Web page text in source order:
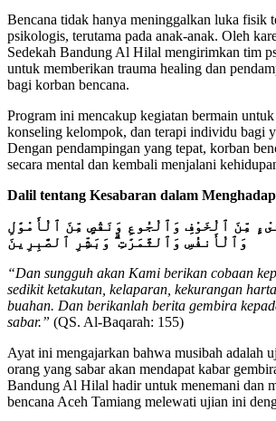
Bencana tidak hanya meninggalkan luka fisik
psikologis, terutama pada anak-anak. Oleh
Sedekah Bandung Al Hilal mengirimkan tim
untuk memberikan trauma healing dan
bagi korban bencana.
Program ini mencakup kegiatan bermain
konseling kelompok, dan terapi individu bagi
Dengan pendampingan yang tepat, korban
secara mental dan kembali menjalani
Dalil tentang Kesabaran dalam
مِّنَ ٱلْخَوْفِ وَٱلْجُوعِ وَنَقْصٍ مِّنَ ٱلْأَمْوَٰلِ
وَٱلْأَنفُسِ وَٱلثَّمَرَٰتِ ۗ وَبَشِّرِ ٱلصَّٰبِرِينَ
“Dan sungguh akan Kami berikan cobaan
sedikit ketakutan, kelaparan, kekurangan
buahan. Dan berikanlah berita gembira
sabar.” (QS. Al-Baqarah: 155)
Ayat ini mengajarkan bahwa musibah adalah
orang yang sabar akan mendapat kabar
Bandung Al Hilal hadir untuk menemani dan
bencana Aceh Tamiang melewati ujian ini